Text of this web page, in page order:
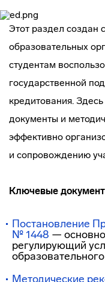
Этот раздел создан
образовательных
студентам
государственной
кредитования.
документы и
эффективно
и сопровождению
Ключевые
Постановление
№ 1448 —
регулирующий
Методические